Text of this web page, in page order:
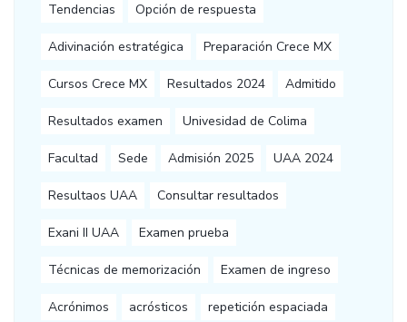
Tendencias Opción de respuesta
Adivinación estratégica Preparación Crece MX
Cursos Crece MX Resultados 2024 Admitido
Resultados examen Univesidad de Colima
Facultad Sede Admisión 2025 UAA 2024
Resultaos UAA Consultar resultados
Exani II UAA Examen prueba
Técnicas de memorización Examen de ingreso
Acrónimos acrósticos repetición espaciada